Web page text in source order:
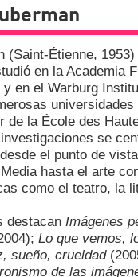
(Saint-Étienne,
en la Academia
en el Warburg
de la École des
se
el punto de
hasta el arte
como el teatro, la
destacan Imágenes
Lo que vemos,
sueño, crueldad
de las